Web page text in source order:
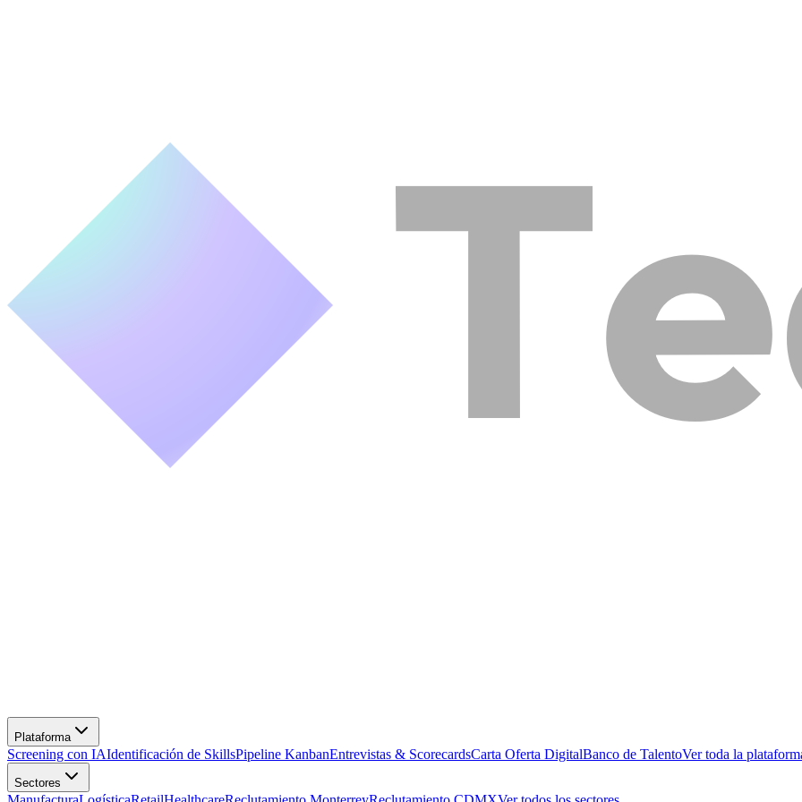
Screening con IAIdentificación de SkillsPipeline KanbanEntrevistas & ScorecardsCarta Oferta DigitalBanco de TalentoVer toda la